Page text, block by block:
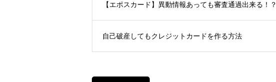
【エポスカード】異動情報あっても審査通過出来る！？
自己破産してもクレジットカードを作る方法